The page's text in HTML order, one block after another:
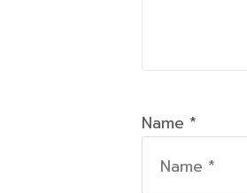
Name *